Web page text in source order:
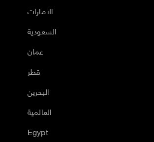
الامارات
السعودية
عمان
قطر
البحرين
العالمية
Egypt